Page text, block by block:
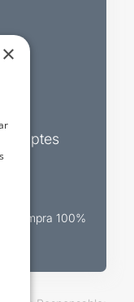
Compra 100%
×